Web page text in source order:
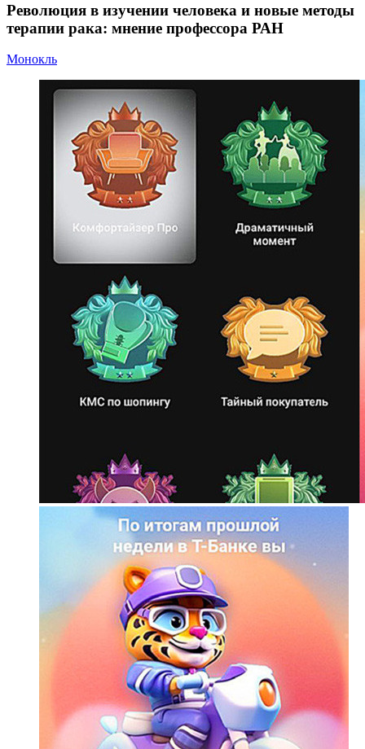
Революция в изучении человека и новые методы
терапии рака: мнение профессора РАН
Монокль